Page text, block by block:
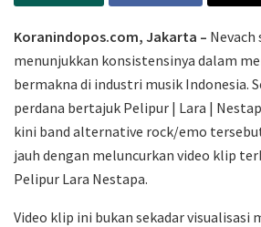
Koranindopos.com, Jakarta – Nevach
menunjukkan konsistensinya dalam
bermakna di industri musik Indonesia.
perdana bertajuk Pelipur | Lara |
kini band alternative rock/emo
jauh dengan meluncurkan video klip
Pelipur Lara Nestapa.
Video klip ini bukan sekadar visualisasi